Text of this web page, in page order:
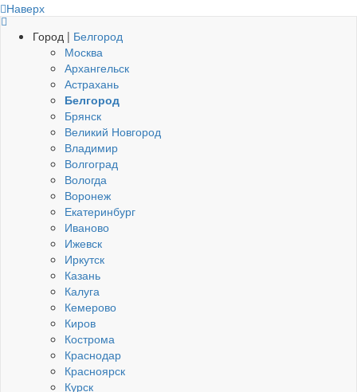
Наверх
Город | Белгород
Москва
Архангельск
Астрахань
Белгород
Брянск
Великий Новгород
Владимир
Волгоград
Вологда
Воронеж
Екатеринбург
Иваново
Ижевск
Иркутск
Казань
Калуга
Кемерово
Киров
Кострома
Краснодар
Красноярск
Курск